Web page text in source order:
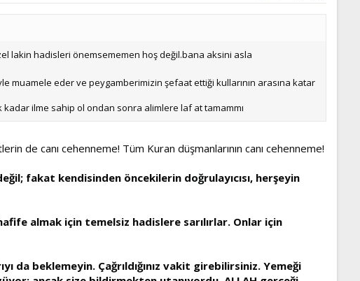
lakin hadisleri önemsememen hoş değil.bana aksini asla
eder ve peygamberimizin şefaat ettiği kullarının arasına katar
ilme sahip ol ondan sonra alimlere laf at tamammı
de canı cehenneme! Tüm Kuran düşmanlarının canı cehenneme!
fakat kendisinden öncekilerin doğrulayıcısı, herşeyin
almak için temelsiz hadislere sarılırlar. Onlar için
da beklemeyin. Çağrıldığınız vakit girebilirsiniz. Yemeği